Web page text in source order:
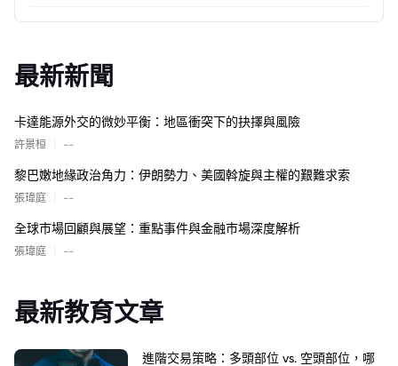
最新新聞
卡達能源外交的微妙平衡：地區衝突下的抉擇與風險
許景桓 --
黎巴嫩地緣政治角力：伊朗勢力、美國斡旋與主權的艱難求索
張瑋庭 --
全球市場回顧與展望：重點事件與金融市場深度解析
張瑋庭 --
最新教育文章
進階交易策略：多頭部位 vs. 空頭部位，哪